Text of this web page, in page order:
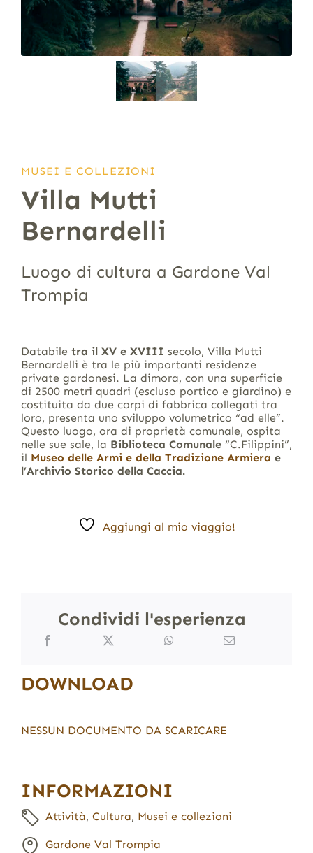
MUSEI E COLLEZIONI
Villa Mutti
Bernardelli
Luogo di cultura a Gardone Val
Trompia
Databile tra il XV e XVIII secolo, Villa Mutti
Bernardelli è tra le più importanti residenze
private gardonesi. La dimora, con una superficie
di 2500 metri quadri (escluso portico e giardino) e
costituita da due corpi di fabbrica collegati tra
loro, presenta uno sviluppo volumetrico “ad elle”.
Questo luogo, ora di proprietà comunale, ospita
nelle sue sale, la Biblioteca Comunale“C.Filippini”,
il Museo delle Armi e della Tradizione Armiera e
l’Archivio Storico della Caccia.
Aggiungi al mio viaggio!
Condividi l'esperienza
DOWNLOAD
NESSUN DOCUMENTO DA SCARICARE
INFORMAZIONI
Attività, Cultura, Musei e collezioni
Gardone Val Trompia